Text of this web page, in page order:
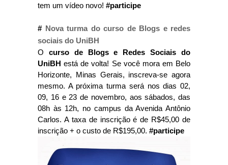
tem um vídeo novo! #participe
# Nova turma do curso de Blogs e redes
sociais do UniBH
O
curso de Blogs e Redes Sociais do
UniBH está de volta! Se você mora em Belo
Horizonte, Minas Gerais, inscreva-se agora
mesmo. A próxima turma será nos dias 02,
09, 16 e 23 de novembro, aos sábados, das
08h às 12h, no campus da Avenida Antônio
Carlos. A taxa de inscrição é de R$45,00 de
inscrição + o custo de R$195,00. #participe